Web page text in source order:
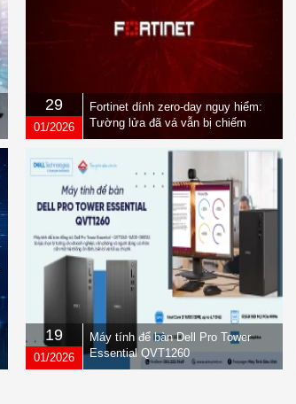
29
01/2026
Fortinet dính zero-day nguy hiểm:
Tường lửa đã vá vẫn bị chiếm
quyền
19
01/2026
Máy tính để bàn Dell Pro Tower
Essential QVT1260